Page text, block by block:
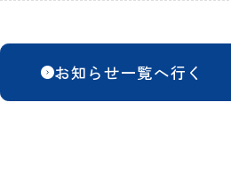
お知らせ一覧へ行く